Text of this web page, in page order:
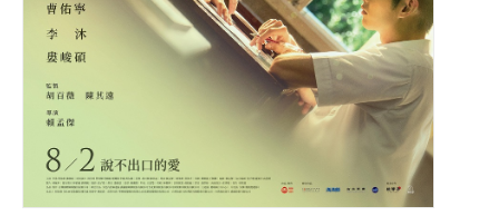
影城活動
中獎名單
合作夥伴
商家介紹
加入iShow